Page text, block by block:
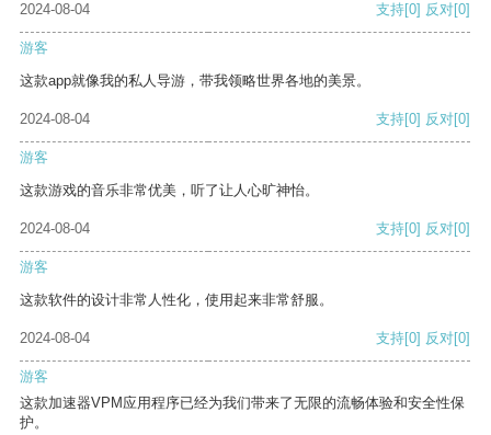
2024-08-04 支持[0] 反对[0]
游客
这款app就像我的私人导游，带我领略世界各地的美景。
2024-08-04 支持[0] 反对[0]
游客
这款游戏的音乐非常优美，听了让人心旷神怡。
2024-08-04 支持[0] 反对[0]
游客
这款软件的设计非常人性化，使用起来非常舒服。
2024-08-04 支持[0] 反对[0]
游客
这款加速器VPM应用程序已经为我们带来了无限的流畅体验和安全性保
护。